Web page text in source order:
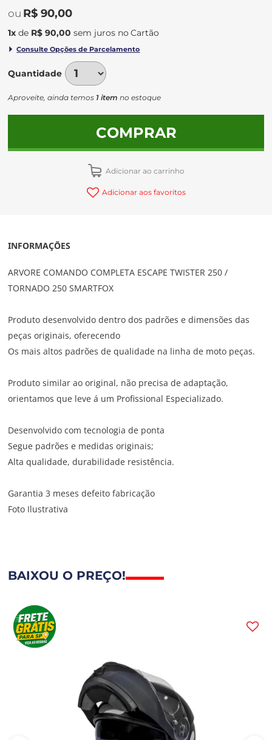
R$ 90,00
1x de R$ 90,00 sem juros no
Quantidade
Aproveite, ainda temos 1 item no estoque
COMPRAR
Adicionar ao carrinho
Adicionar aos favoritos
INFORMAÇÕES
ARVORE COMANDO COMPLETA ESCAPE TWISTER 250 /
TORNADO 250 SMARTFOX
Produto desenvolvido dentro dos padrões e dimensões das
peças originais, oferecendo
Os mais altos padrões de qualidade na linha de moto peças.
Produto similar ao original, não precisa de adaptação,
orientamos que leve á um Profissional Especializado.
Desenvolvido com tecnologia de ponta
Segue padrões e medidas originais;
Alta qualidade, durabilidade resistência.
Garantia 3 meses defeito fabricação
Foto Ilustrativa
BAIXOU O PREÇO!